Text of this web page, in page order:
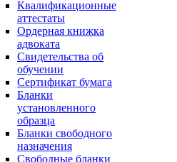
Квалификационные
аттестаты
Ордерная книжка
адвоката
Свидетельства об
обучении
Сертификат бумага
Бланки
установленного
образца
Бланки свободного
назначения
Свободные бланки